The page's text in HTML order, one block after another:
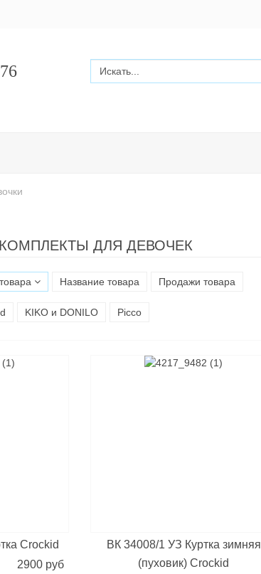
ДЛЯ ДЕВОЧЕК
Название товара Продажи товара
KIKO и DONILO Picco
Crockid
2900 руб
ВК 34008/1 УЗ Куртка зимняя
(пуховик) Crockid